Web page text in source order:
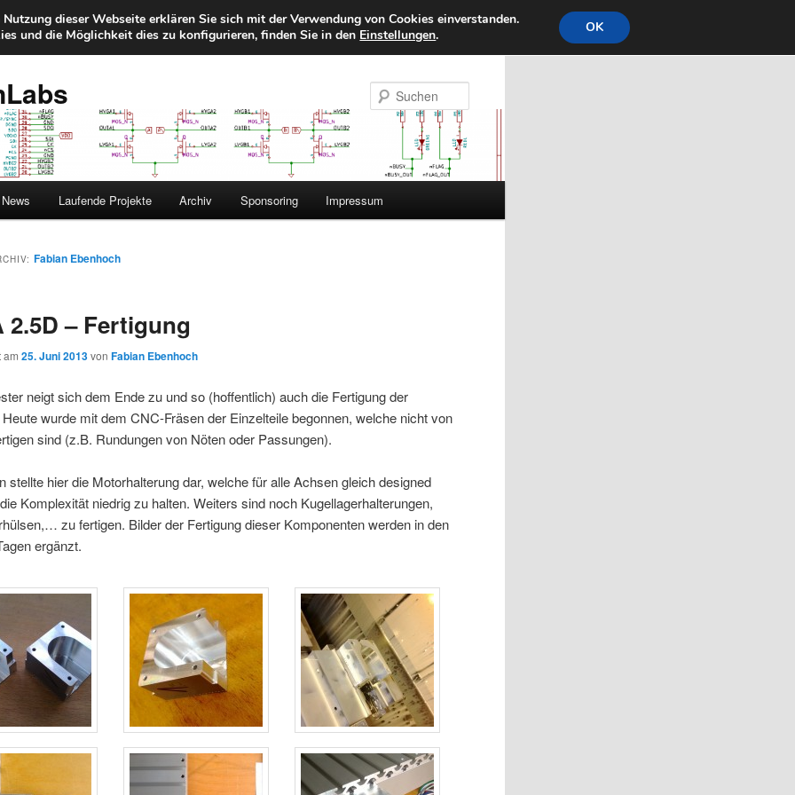
News Laufende Projekte Archiv Sponsoring Impressum
Fabian Ebenhoch
2.5D – Fertigung
am25. Juni 2013 vonFabian Ebenhoch
neigt sich dem Ende zu und so (hoffentlich) auch die Fertigung der
wurde mit dem CNC-Fräsen der Einzelteile begonnen, welche nicht von
sind (z.B. Rundungen von Nöten oder Passungen).
stellte hier die Motorhalterung dar, welche für alle Achsen gleich designed
Komplexität niedrig zu halten. Weiters sind noch Kugellagerhalterungen,
zu fertigen. Bilder der Fertigung dieser Komponenten werden in den
ergänzt.
dieser Webseite erklären Sie sich mit der Verwendung von Cookies einverstanden.
und die Möglichkeit dies zu konfigurieren, finden Sie in den Einstellungen. OK